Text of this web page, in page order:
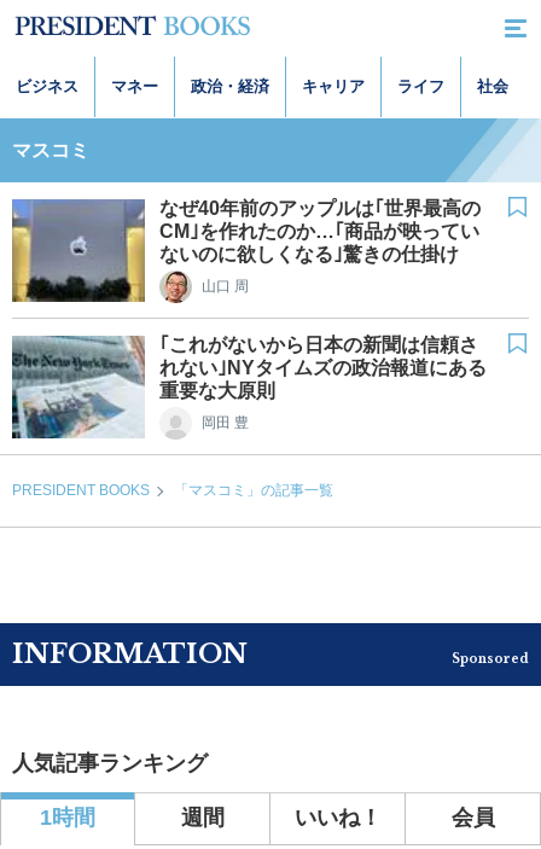
ビジネス マネー 政治・経済 キャリア ライフ 社会
マスコミ
なぜ40年前のアップルは｢世界最高の
CM｣を作れたのか…｢商品が映ってい
ないのに欲しくなる｣驚きの仕掛け
山口 周
｢これがないから日本の新聞は信頼さ
れない｣NYタイムズの政治報道にある
重要な大原則
岡田 豊
PRESIDENT BOOKS 「マスコミ」の記事一覧
INFORMATION Sponsored
人気記事ランキング
1時間 週間 いいね！ 会員